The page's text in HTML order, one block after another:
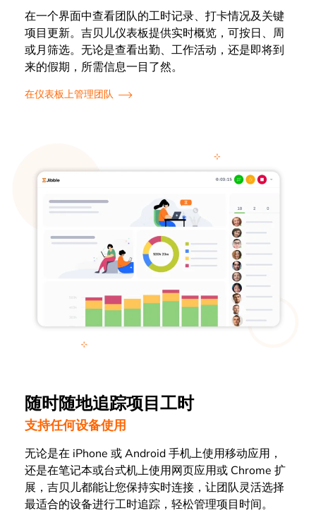
在一个界面中查看团队的工时记录、打卡情况及关键
项目更新。吉贝儿仪表板提供实时概览，可按日、周
或月筛选。无论是查看出勤、工作活动，还是即将到
来的假期，所需信息一目了然。
在仪表板上管理团队
随时随地追踪项目工时
支持任何设备使用
无论是在 iPhone 或 Android 手机上使用移动应用，
还是在笔记本或台式机上使用网页应用或 Chrome 扩
展，吉贝儿都能让您保持实时连接，让团队灵活选择
最适合的设备进行工时追踪，轻松管理项目时间。